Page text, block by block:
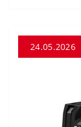
24.05.2026